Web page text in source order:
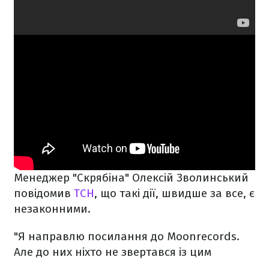
Менеджер "Скрябіна" Олексій Зволинський
повідомив ТСН, що такі дії, швидше за все, є
незаконними.
"Я направлю посилання до Moonrecords.
Але до них ніхто не звертався із цим